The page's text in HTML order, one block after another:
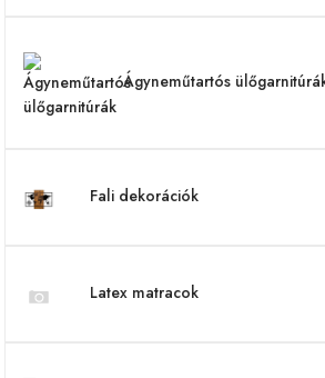
Ágyneműtartós
Fali dekorációk
Latex matracok